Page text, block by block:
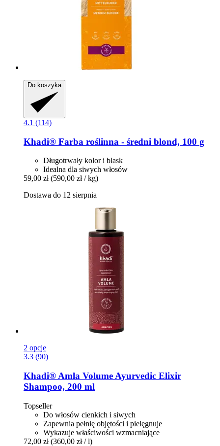
Do koszyka
4.1 (114)
Khadi® Farba roślinna -​ średni blond, 100 g
Długotrwały kolor i blask
Idealna dla siwych włosów
59,00 zł (590,00 zł / kg)
Dostawa do 12 sierpnia
2 opcje
3.3 (90)
Khadi® Amla Volume Ayurvedic Elixir
Shampoo, 200 ml
Topseller
Do włosów cienkich i siwych
Zapewnia pełnię objętości i pielęgnuje
Wykazuje właściwości wzmacniające
72,00 zł (360,00 zł / l)